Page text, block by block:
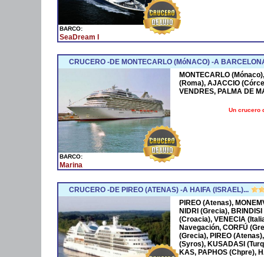
BARCO:
SeaDream I
CRUCERO -DE MONTECARLO (MóNACO) -A
BARCO:
Marina
MONTECARLO
(Roma), AJACCIO
VENDRES, PALMA DE
Un crucero
CRUCERO -DE PIREO (ATENAS) -A HAIFA (ISRAEL)...
PIREO (Atenas),
NIDRI (Grecia),
(Croacia), VENECIA
Navegación, CORFÚ
(Grecia), PIREO
(Syros), KUSADASI
KAS, PAPHOS (Chpre),